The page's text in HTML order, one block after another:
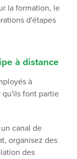
la formation, le
d'étapes
à distance
à
qu'ils font partie
canal de
organisez des
des